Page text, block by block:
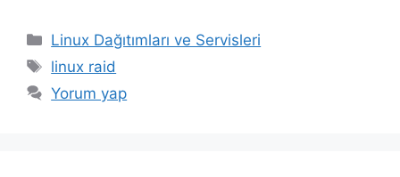
Kategoriler
Linux Dağıtımları ve Servisleri
Etiketler
linux raid
Yorum yap